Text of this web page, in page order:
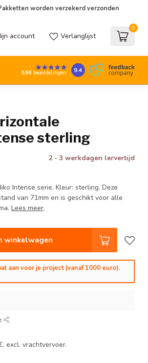
worden verzekerd verzonden
account Verlanglijst
0
596beoordelingen 9.4
sterling
2 - 3 werkdagen lervertijd
Intense serie. Kleur: sterling. Deze
van 71mm en is geschikt voor alle
Lees meer.
winkelwagen
aan voor je project (vanaf 1000 euro).
excl. vrachtvervoer.